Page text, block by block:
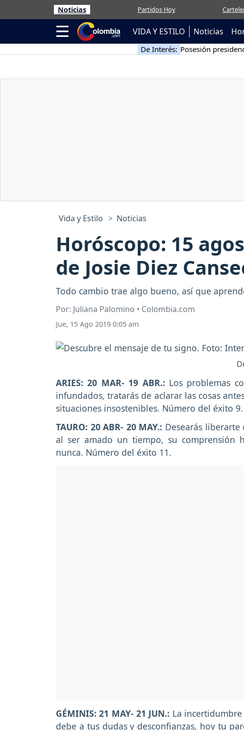
Noticias Partidos Hoy
VIDA Y ESTILO Noticias
De Interés: Posesión
Vida y Estilo Noticias
Horóscopo: 15
de Josie Diez
Todo cambio trae algo bueno, así que
Por: Juliana Palomino • Colombia.com
Jue, 15 Ago 2019 0:05 am
ARIES: 20 MAR- 19 ABR.: Los problemas
infundados, tratarás de aclarar las cosas
situaciones insostenibles. Número del éxito 9.
TAURO: 20 ABR- 20 MAY.: Desearás
al ser amado un tiempo, su comprensión
nunca. Número del éxito 11.
GÉMINIS: 21 MAY- 21 JUN.: La
debe a tus dudas y desconfianzas, hoy tu